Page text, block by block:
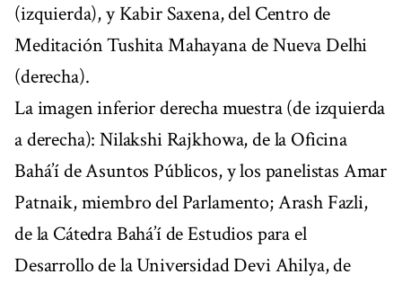
(izquierda), y Kabir Saxena, del Centro de
Meditación Tushita Mahayana de Nueva Delhi
(derecha).
La imagen inferior derecha muestra (de izquierda
a derecha): Nilakshi Rajkhowa, de la Oficina
Bahá’í de Asuntos Públicos, y los panelistas Amar
Patnaik, miembro del Parlamento; Arash Fazli,
de la Cátedra Bahá’í de Estudios para el
Desarrollo de la Universidad Devi Ahilya, de